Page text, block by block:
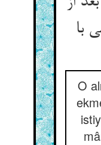
با
O